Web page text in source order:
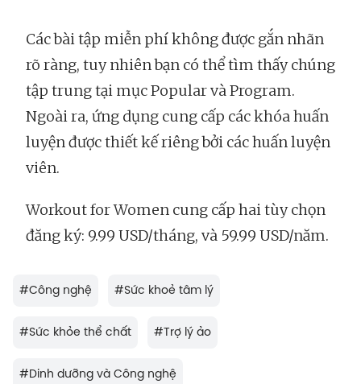
Các bài tập miễn phí không được gắn nhãn
rõ ràng, tuy nhiên bạn có thể tìm thấy chúng
tập trung tại mục Popular và Program.
Ngoài ra, ứng dụng cung cấp các khóa huấn
luyện được thiết kế riêng bởi các huấn luyện
viên.
Workout for Women cung cấp hai tùy chọn
đăng ký: 9.99 USD/tháng, và 59.99 USD/năm.
#Công nghệ #Sức khoẻ tâm lý
#Sức khỏe thể chất #Trợ lý ảo
#Dinh dưỡng và Công nghệ